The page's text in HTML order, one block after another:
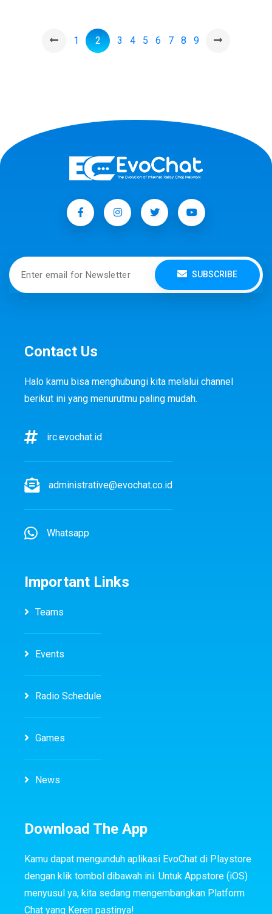
1 2 3 4 5 6 7 8 9
SUBSCRIBE
Contact Us
Halo kamu bisa menghubungi kita melalui channel
berikut ini yang menurutmu paling mudah.
irc.evochat.id
administrative@evochat.co.id
Whatsapp
Important Links
Teams
Events
Radio Schedule
Games
News
Download The App
Kamu dapat mengunduh aplikasi EvoChat di Playstore
dengan klik tombol dibawah ini. Untuk Appstore (iOS)
menyusul ya, kita sedang mengembangkan Platform
Chat yang Keren pastinya!